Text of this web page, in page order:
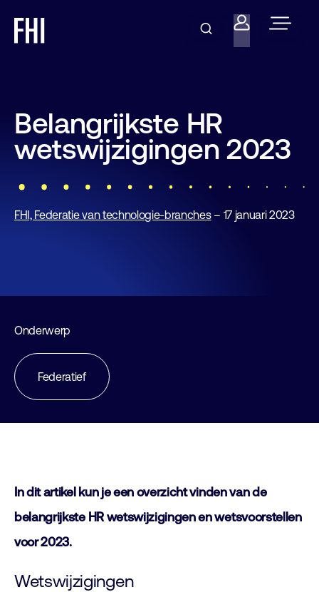
Belangrijkste HR
wetswijzigingen 2023
FHI, Federatie van technologie-branches– 17 januari 2023
Onderwerp
Federatief
In dit artikel kun je een overzicht vinden van de
belangrijkste HR wetswijzigingen en wetsvoorstellen
voor 2023.
Wetswijzigingen